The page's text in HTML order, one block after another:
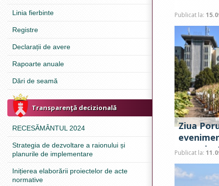
Linia fierbinte
Registre
Declarații de avere
Rapoarte anuale
Dări de seamă
Transparenţă decizională
RECESĂMÂNTUL 2024
Strategia de dezvoltare a raionului și
planurile de implementare
Inițierea elaborării proiectelor de acte
normative
Publicat la:
Ziua
Publicat la: